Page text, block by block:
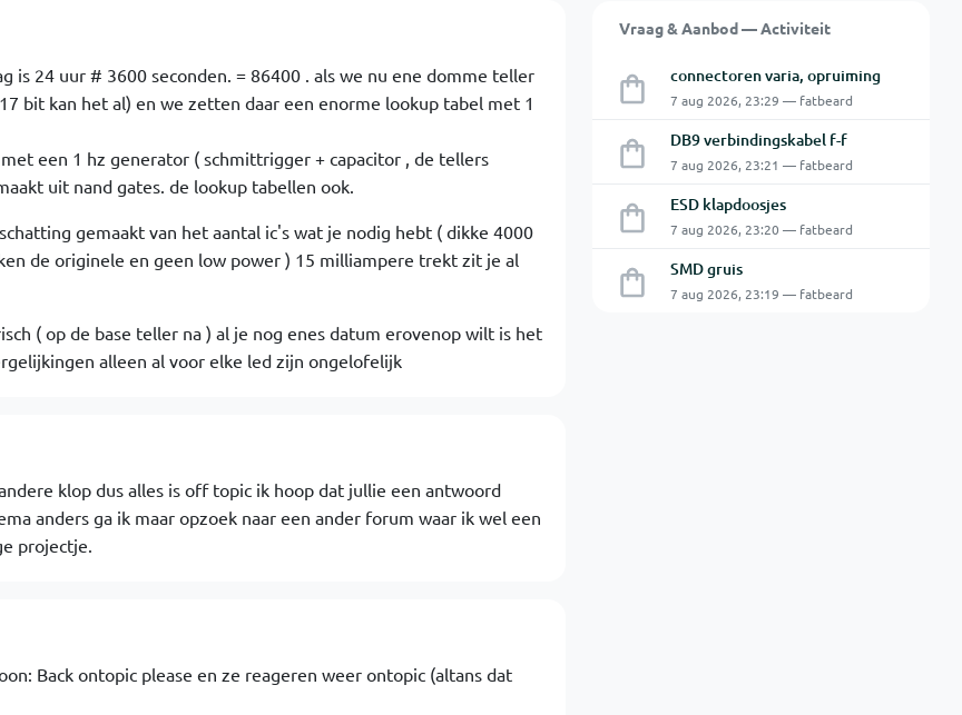
Vraag & Aanbod — Activiteit
connectoren varia, opruiming
7 aug 2026, 23:29 — fatbeard
DB9 verbindingskabel f-f
7 aug 2026, 23:21 — fatbeard
ESD klapdoosjes
7 aug 2026, 23:20 — fatbeard
SMD gruis
7 aug 2026, 23:19 — fatbeard
is 24 uur # 3600 seconden. = 86400 . als we nu ene domme teller
bit kan het al) en we zetten daar een enorme lookup tabel met 1
een 1 hz generator ( schmittrigger + capacitor , de tellers
uit nand gates. de lookup tabellen ook.
gemaakt van het aantal ic's wat je nodig hebt ( dikke 4000
de originele en geen low power ) 15 milliampere trekt zit je al
( op de base teller na ) al je nog enes datum erovenop wilt is het
alleen al voor elke led zijn ongelofelijk
klop dus alles is off topic ik hoop dat jullie een antwoord
anders ga ik maar opzoek naar een ander forum waar ik wel een
projectje.
Back ontopic please en ze reageren weer ontopic (altans dat